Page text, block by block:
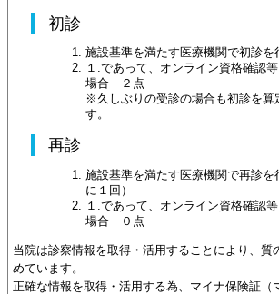
初診
施設基準を満たす医療機関で初診
１.であって、オンライン資格確認
場合 ２点
※久しぶりの受診の場合も初診を算
す。
再診
施設基準を満たす医療機関で再診
に１回）
１.であって、オンライン資格確認
場合 ０点
当院は診察情報を取得・活用することにより、質
めています。
正確な情報を取得・活用する為、マイナ保険証（